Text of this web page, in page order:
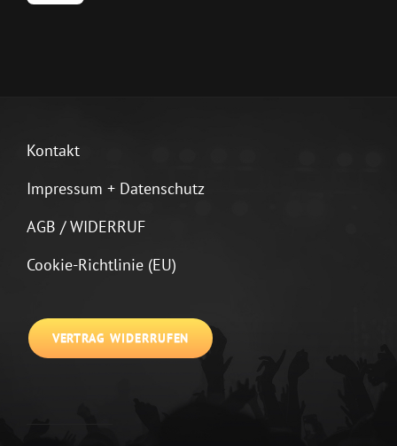
Kontakt
Impressum + Datenschutz
AGB / WIDERRUF
Cookie-Richtlinie (EU)
VERTRAG WIDERRUFEN